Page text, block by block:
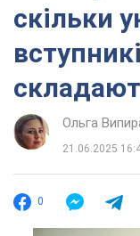
скільки
Ольга
21.06.2025
0